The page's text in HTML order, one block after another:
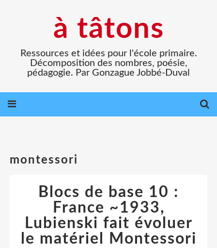
à tâtons
Ressources et idées pour l'école primaire.
Décomposition des nombres, poésie,
pédagogie. Par Gonzague Jobbé-Duval
montessori
Blocs de base 10 :
France ~1933,
Lubienski fait évoluer
le matériel Montessori